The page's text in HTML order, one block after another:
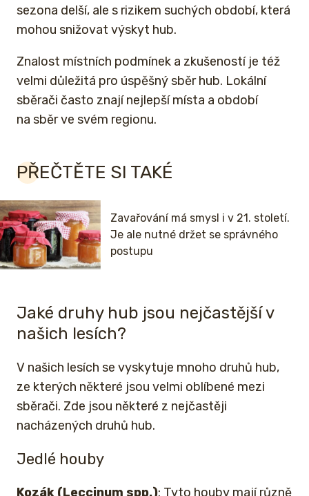
sezona delší, ale s rizikem suchých období, která
mohou snižovat výskyt hub.
Znalost místních podmínek a zkušeností je též
velmi důležitá pro úspěšný sběr hub. Lokální
sběrači často znají nejlepší místa a období
na sběr ve svém regionu.
PŘEČTĚTE SI TAKÉ
Zavařování má smysl i v 21. století.
Je ale nutné držet se správného
postupu
Jaké druhy hub jsou nejčastější v
našich lesích?
V našich lesích se vyskytuje mnoho druhů hub,
ze kterých některé jsou velmi oblíbené mezi
sběrači. Zde jsou některé z nejčastěji
nacházených druhů hub.
Jedlé houby
Kozák (Leccinum spp.): Tyto houby mají různě